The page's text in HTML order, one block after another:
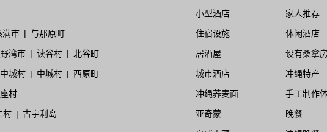
满市 与那原町
湾市 读谷村 北谷町
城村 中城村 西原町
村
村 古宇利岛
小型酒店 家人推荐
住宿设施 休闲酒店
居酒屋 设有桑拿房
城市酒店 冲绳特产
冲绳荞麦面 手工制作
亚奇蒙 晚餐